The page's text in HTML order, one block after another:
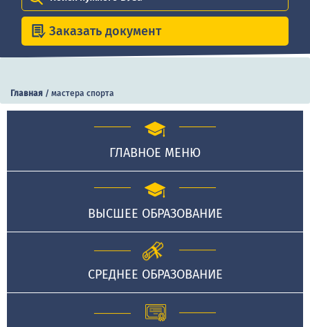
Заказать документ
Главная / мастера спорта
ГЛАВНОЕ МЕНЮ
ВЫСШЕЕ ОБРАЗОВАНИЕ
СРЕДНЕЕ ОБРАЗОВАНИЕ